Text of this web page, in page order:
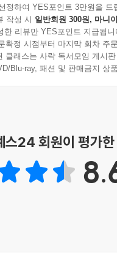
자신의 불행을 이해하고
생의 다음 문장을 위한 아
정하여 YES포인트 3만원을 드
작성 시 일반회원 300원, 마니
한 리뷰만 YES포인트 지급됩니
확정 시점부터 마지막 회차 주
클래스는 사락 독서모임 게시
Blu-ray, 패션 및 판매금지 상
스24 회원이 평가